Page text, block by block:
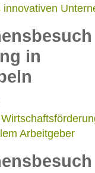
in
Arbeitgeber